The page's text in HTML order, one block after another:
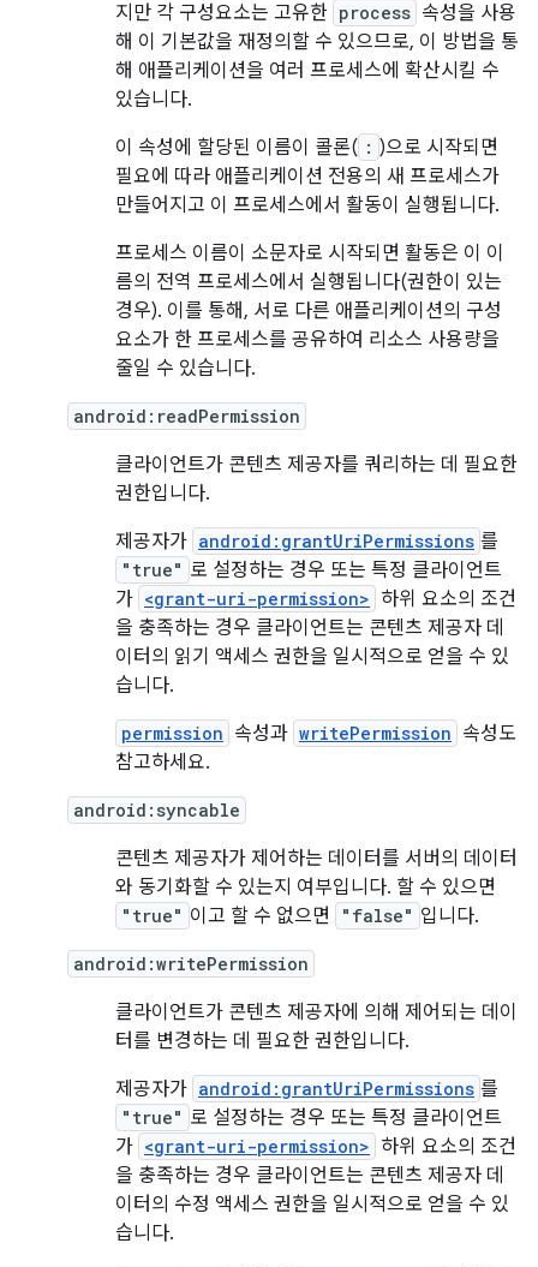
지만 각 구성요소는 고유한 process 속성을 사용
해 이 기본값을 재정의할 수 있으므로, 이 방법을 통
해 애플리케이션을 여러 프로세스에 확산시킬 수
있습니다.
이 속성에 할당된 이름이 콜론( : )으로 시작되면
필요에 따라 애플리케이션 전용의 새 프로세스가
만들어지고 이 프로세스에서 활동이 실행됩니다.
프로세스 이름이 소문자로 시작되면 활동은 이 이
름의 전역 프로세스에서 실행됩니다(권한이 있는
경우). 이를 통해, 서로 다른 애플리케이션의 구성
요소가 한 프로세스를 공유하여 리소스 사용량을
줄일 수 있습니다.
android:readPermission
클라이언트가 콘텐츠 제공자를 쿼리하는 데 필요한
권한입니다.
제공자가 android:grantUriPermissions 를
"true" 로 설정하는 경우 또는 특정 클라이언트
가 <grant-uri-permission> 하위 요소의 조건
을 충족하는 경우 클라이언트는 콘텐츠 제공자 데
이터의 읽기 액세스 권한을 일시적으로 얻을 수 있
습니다.
permission 속성과 writePermission 속성도
참고하세요.
android:syncable
콘텐츠 제공자가 제어하는 데이터를 서버의 데이터
와 동기화할 수 있는지 여부입니다. 할 수 있으면
"true" 이고 할 수 없으면 "false" 입니다.
android:writePermission
클라이언트가 콘텐츠 제공자에 의해 제어되는 데이
터를 변경하는 데 필요한 권한입니다.
제공자가 android:grantUriPermissions 를
"true" 로 설정하는 경우 또는 특정 클라이언트
가 <grant-uri-permission> 하위 요소의 조건
을 충족하는 경우 클라이언트는 콘텐츠 제공자 데
이터의 수정 액세스 권한을 일시적으로 얻을 수 있
습니다.